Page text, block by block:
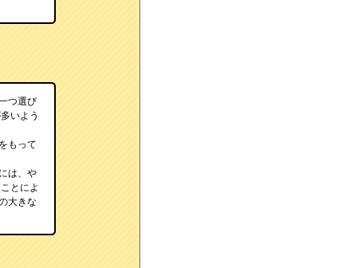
つ選び
いよう
もって
は、や
とによ
大きな